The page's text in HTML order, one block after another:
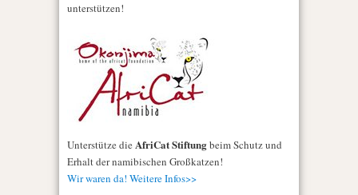
unterstützen!
Unterstütze die AfriCat Stiftungbeim Schutz und
Erhalt der namibischen Großkatzen!
Wir waren da! Weitere Infos>>